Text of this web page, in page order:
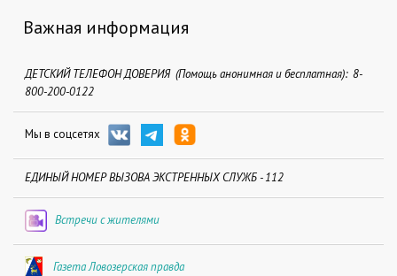
Важная информация
ДЕТСКИЙ ТЕЛЕФОН ДОВЕРИЯ (Помощь анонимная и бесплатная): 8-
800-200-0122
Мы в соцсетях
ЕДИНЫЙ НОМЕР ВЫЗОВА ЭКСТРЕННЫХ СЛУЖБ - 112
Встречи с жителями
Газета Ловозерская правда